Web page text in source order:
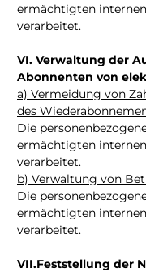
ermächtigten
verarbeitet.
VI. Verwaltung der
Abonnenten von
a) Vermeidung von
des
Die
ermächtigten
verarbeitet.
b) Verwaltung von
Die
ermächtigten
verarbeitet.
VII.Feststellung der